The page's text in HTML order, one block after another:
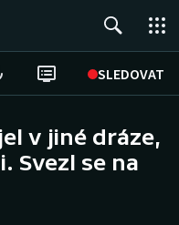
SLEDOVAT
v jiné dráze,
Svezl se na